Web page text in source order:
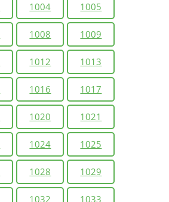
1004 1005
1008 1009
1012 1013
1016 1017
1020 1021
1024 1025
1028 1029
1032 1033